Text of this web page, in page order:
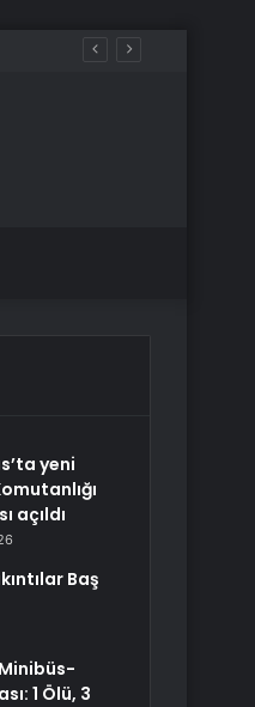
yeni
açıldı
Baş
1 Ölü, 3